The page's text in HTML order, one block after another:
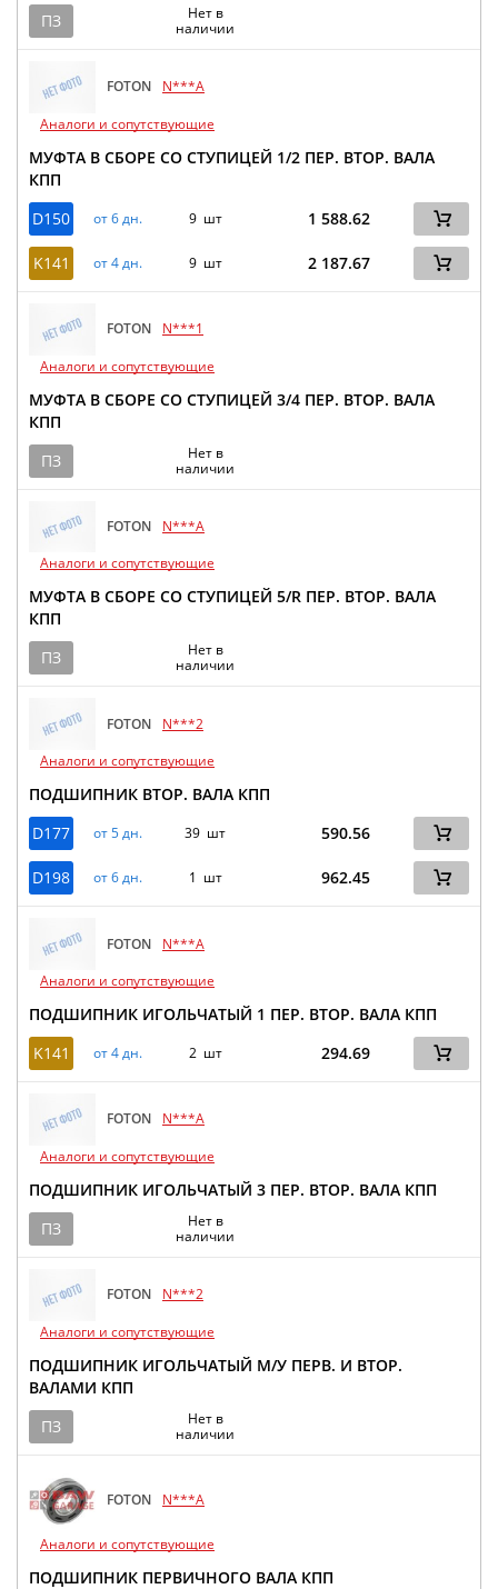
ПЗ
Нет в
наличии
FOTON
N***A
Аналоги и сопутствующие
МУФТА В СБОРЕ СО СТУПИЦЕЙ 1/2 ПЕР. ВТОР. ВАЛА
КПП
D150
от 6 дн. 9 шт 1 588.62
K141 от 4 дн. 9 шт 2 187.67
FOTON
N***1
Аналоги и сопутствующие
МУФТА В СБОРЕ СО СТУПИЦЕЙ 3/4 ПЕР. ВТОР. ВАЛА
КПП
ПЗ
Нет в
наличии
FOTON
N***A
Аналоги и сопутствующие
МУФТА В СБОРЕ СО СТУПИЦЕЙ 5/R ПЕР. ВТОР. ВАЛА
КПП
ПЗ
Нет в
наличии
FOTON
N***2
Аналоги и сопутствующие
ПОДШИПНИК ВТОР. ВАЛА КПП
D177
от 5 дн. 39 шт 590.56
D198 от 6 дн. 1 шт 962.45
FOTON
N***A
Аналоги и сопутствующие
ПОДШИПНИК ИГОЛЬЧАТЫЙ 1 ПЕР. ВТОР. ВАЛА КПП
K141
от 4 дн. 2 шт 294.69
FOTON
N***A
Аналоги и сопутствующие
ПОДШИПНИК ИГОЛЬЧАТЫЙ 3 ПЕР. ВТОР. ВАЛА КПП
ПЗ
Нет в
наличии
FOTON
N***2
Аналоги и сопутствующие
ПОДШИПНИК ИГОЛЬЧАТЫЙ М/У ПЕРВ. И ВТОР.
ВАЛАМИ КПП
ПЗ
Нет в
наличии
FOTON N***A
Аналоги и сопутствующие
ПОДШИПНИК ПЕРВИЧНОГО ВАЛА КПП